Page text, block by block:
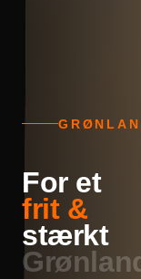
For et
frit &
stærkt